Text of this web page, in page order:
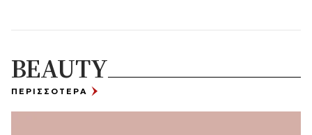
BEAUTY
ΠΕΡΙΣΣΟΤΕΡΑ